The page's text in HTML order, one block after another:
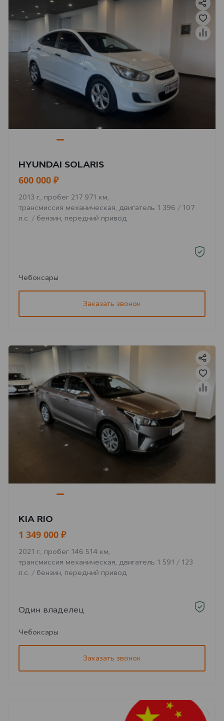
HYUNDAI SOLARIS
600 000 ₽
2013 г., пробег 217 971 км,
трансмиссия механическая, двигатель 1 396 / 107
л.с. / бензин, передний привод
Чебоксары
Заказать звонок
KIA RIO
1 349 000 ₽
2021 г., пробег 146 514 км,
трансмиссия механическая, двигатель 1 591 / 123
л.с. / бензин, передний привод
Один владелец
Чебоксары
Заказать звонок